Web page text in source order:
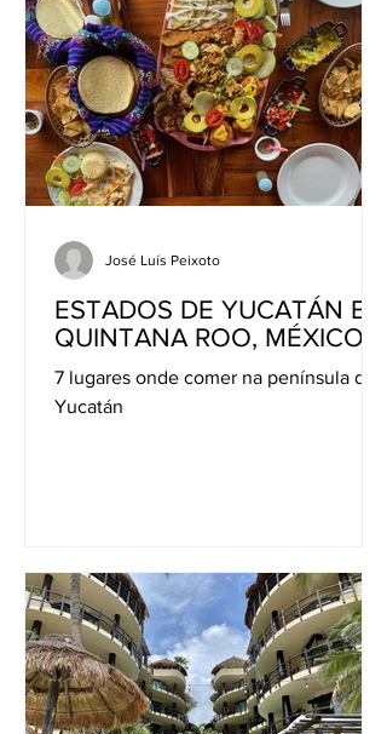
ESTADOS DE YUCATÁN E
QUINTANA ROO, MÉXICO
7 lugares onde comer na península de
Yucatán
José Luís Peixoto